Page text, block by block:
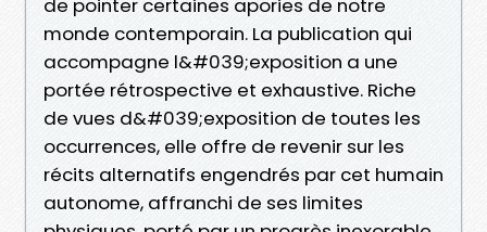
de pointer certaines apories de notre
monde contemporain. La publication qui
accompagne l&#039;exposition a une
portée rétrospective et exhaustive. Riche
de vues d&#039;exposition de toutes les
occurrences, elle offre de revenir sur les
récits alternatifs engendrés par cet humain
autonome, affranchi de ses limites